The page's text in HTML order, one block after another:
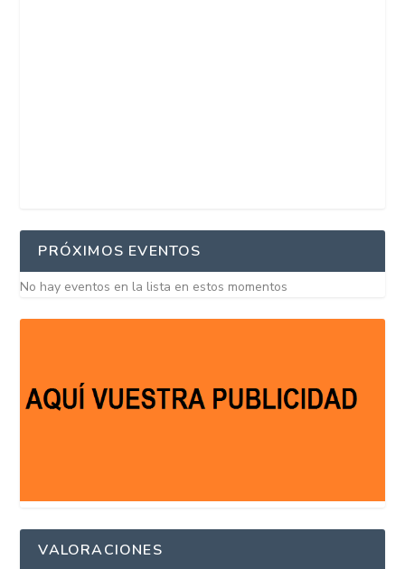
PRÓXIMOS EVENTOS
No hay eventos en la lista en estos momentos
VALORACIONES